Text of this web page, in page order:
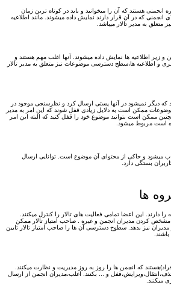
انجمنی هستند که آن را میخوانید و باید در کوتاه ترین زمان
انجمنی که در آن قرار دارند نمایش داده میشوند. مانند اطلاعیه
به مدیر تالار میباشد.
زیر اطلاعیه ها نمایش داده میشوند. آنها اغلب مهم هستند و
و اطلاعیه ها،سطح دسترسی موضوعات نیز متعلق به مدیر تالار
دیگر نمیشود در آنها پستی ارسال کرد و نظرسنجی موجود در
ممکن است به دلایل زیادی قفل شوند که این امر به مدیر
ممکن است بتوانید موضوع خود را قفل کنید که البته این امر
است مربوط میشود.
میشود و حاکی از محتوای آن موضوع است. توانایی ارسال
بستگی دارد.
ها
را دارند. این اعضا تمامی فعالیت های تالار را کنترل میکنند.
کردن مدیران انجمن و غیره . صاحب امتیاز تالار ممکن
نیز بدهد. سطوح دسترسی آن ها را صاحب امتیاز تالار تایین
که انجمن ها را روز به روز مدیریت و نظارت میکنند.
و ... بکنند. اغلب،مدیران انجمن از ارسال
میکنند.